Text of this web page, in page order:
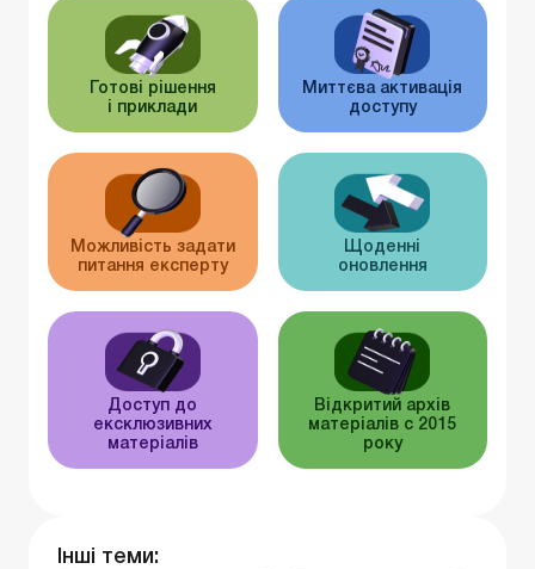
Готові рішення
і приклади
Миттєва активація
доступу
Можливість задати
питання експерту
Щоденні
оновлення
Доступ до
ексклюзивних
матеріалів
Відкритий архів
матеріалів c 2015
року
Інші теми: